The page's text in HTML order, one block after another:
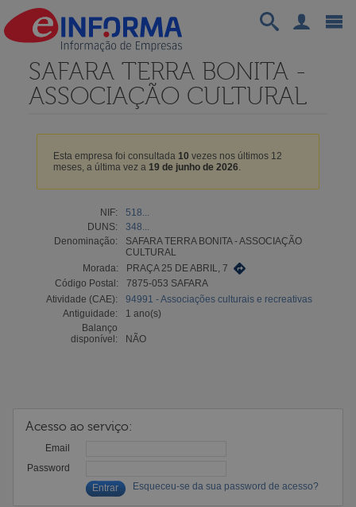
SAFARA TERRA BONITA -
ASSOCIAÇÃO CULTURAL
Esta empresa foi consultada 10 vezes nos últimos 12
meses, a última vez a 19 de junho de 2026.
NIF:
518...
DUNS:
348...
Denominação:
SAFARA TERRA BONITA - ASSOCIAÇÃO
CULTURAL
Morada:
PRAÇA 25 DE ABRIL, 7
Código Postal:
7875-053 SAFARA
Atividade (CAE):
94991 - Associações culturais e recreativas
Antiguidade:
1 ano(s)
Balanço
disponível:
NÃO
Acesso ao serviço:
Email
Password
Esqueceu-se da sua password de acesso?